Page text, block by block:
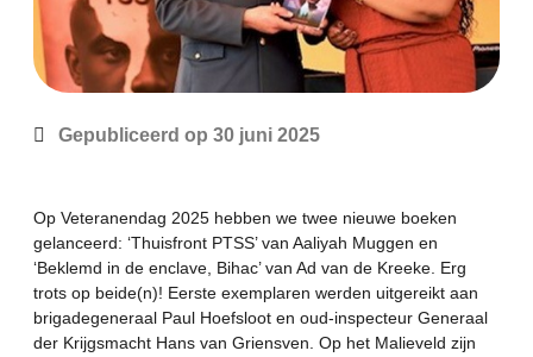
Gepubliceerd op 30 juni 2025
Op Veteranendag 2025 hebben we twee nieuwe boeken
gelanceerd: ‘Thuisfront PTSS’ van Aaliyah Muggen en
‘Beklemd in de enclave, Bihac’ van Ad van de Kreeke . Erg
trots op beide(n)! Eerste exemplaren werden uitgereikt aan
brigadegeneraal Paul Hoefsloot en oud-inspecteur Generaal
der Krijgsmacht Hans van Griensven . Op het Malieveld zijn